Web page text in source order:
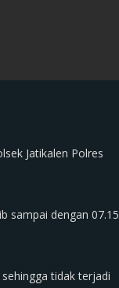
Jatikalen Polres
sampai dengan 07.15
tidak terjadi